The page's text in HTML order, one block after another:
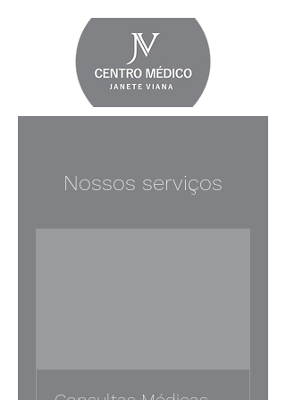
Nossos serviços